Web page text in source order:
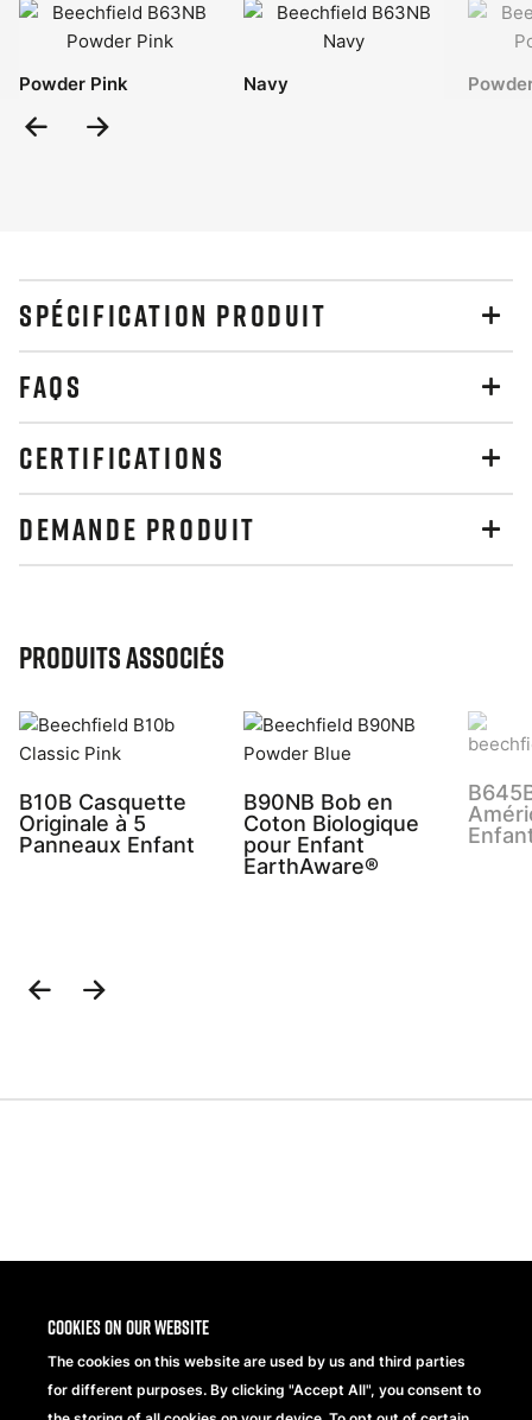
Cookies on our website
The cookies on this website are used by us and third parties
for different purposes. By clicking "Accept All", you consent to
Powder Pink Navy
Previous
SPÉCIFICATION PRODUIT
FAQS
CERTIFICATIONS
DEMANDE PRODUIT
Produits associés
B10B Casquette
Originale à 5
Panneaux Enfant
B90NB Bob en
Coton Biologique
pour Enfant
EarthAware®